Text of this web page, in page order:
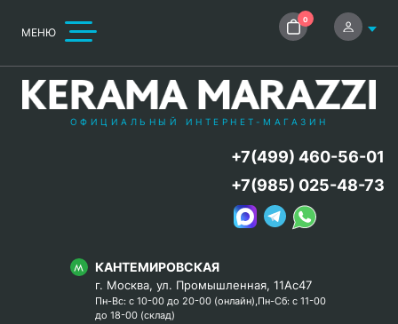
МЕНЮ
0
ОФИЦИАЛЬНЫЙ ИНТЕРНЕТ-МАГАЗИН
КАНТЕМИРОВСКАЯ
г. Москва, ул. Промышленная, 11Ас47
Пн-Вс: с 10-00 до 20-00 (онлайн),Пн-Сб: с 11-00
до 18-00 (склад)
+7(499) 460-56-01
+7(985) 025-48-73